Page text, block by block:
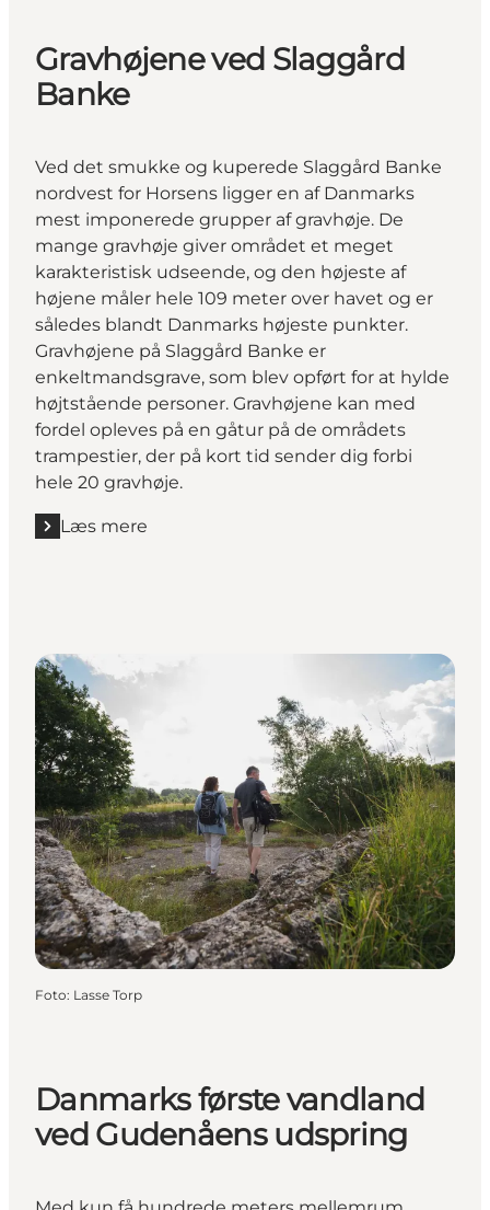
Gravhøjene ved Slaggård
Banke
Ved det smukke og kuperede Slaggård Banke
nordvest for Horsens ligger en af Danmarks
mest imponerede grupper af gravhøje. De
mange gravhøje giver området et meget
karakteristisk udseende, og den højeste af
højene måler hele 109 meter over havet og er
således blandt Danmarks højeste punkter.
Gravhøjene på Slaggård Banke er
enkeltmandsgrave, som blev opført for at hylde
højtstående personer. Gravhøjene kan med
fordel opleves på en gåtur på de områdets
trampestier, der på kort tid sender dig forbi
hele 20 gravhøje.
Læs mere
Læs mere "Gravhøjene ved Slaggård Banke"
Foto: Lasse Torp
Danmarks første vandland
ved Gudenåens udspring